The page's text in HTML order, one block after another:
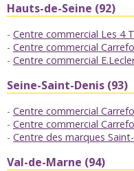
Hauts-de-Seine (92)
Centre commercial Les 4
Centre commercial
Centre commercial
Seine-Saint-Denis (93)
Centre commercial
Centre commercial
Centre des marques
Val-de-Marne (94)